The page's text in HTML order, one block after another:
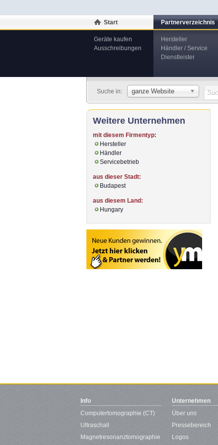
Start
Geräte kaufen
Ausschreibungen
Partnerverzeichnis
Hersteller
Händler / Service
Dienstleister
Suche in: ganze Website
Weitere Unternehmen
mit diesem Firmentyp:
Hersteller
Händler
Servicebetrieb
aus dieser Stadt:
Budapest
aus diesem Land:
Hungary
Info
Computertomographie (CT)
Ultraschall
Magnetresonanztomographie
Unternehmen
Über uns
Pressebereich
Logos